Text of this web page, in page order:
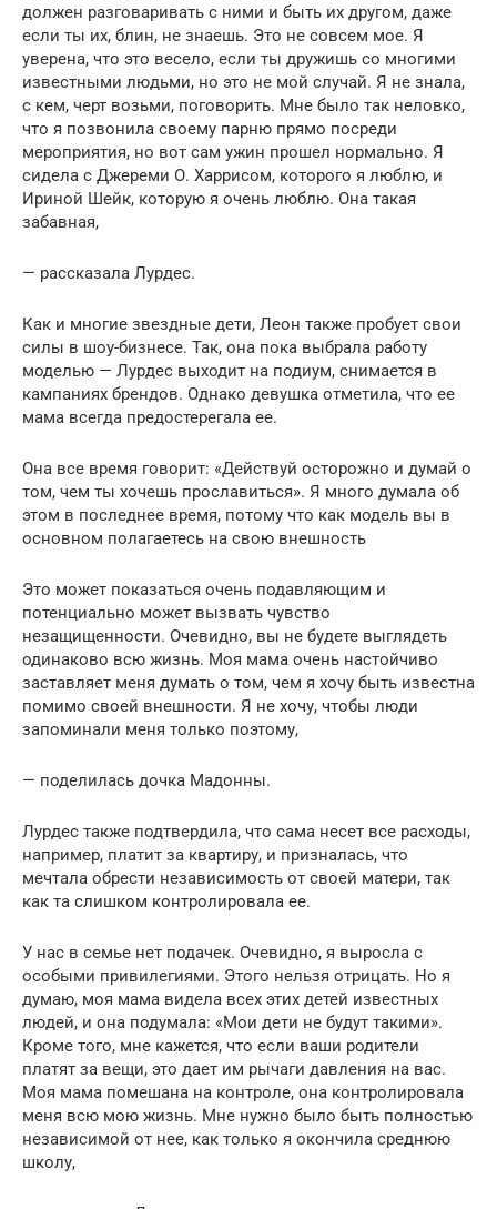
должен разговаривать с ними и быть их другом, даже
если ты их, блин, не знаешь. Это не совсем мое. Я
уверена, что это весело, если ты дружишь со многими
известными людьми, но это не мой случай. Я не знала,
с кем, черт возьми, поговорить. Мне было так неловко,
что я позвонила своему парню прямо посреди
мероприятия, но вот сам ужин прошел нормально. Я
сидела с Джереми О. Харрисом, которого я люблю, и
Ириной Шейк, которую я очень люблю. Она такая
забавная,
— рассказала Лурдес.
Как и многие звездные дети, Леон также пробует свои
силы в шоу-бизнесе. Так, она пока выбрала работу
моделью — Лурдес выходит на подиум, снимается в
кампаниях брендов. Однако девушка отметила, что ее
мама всегда предостерегала ее.
Она все время говорит: «Действуй осторожно и думай о
том, чем ты хочешь прославиться». Я много думала об
этом в последнее время, потому что как модель вы в
основном полагаетесь на свою внешность
Это может показаться очень подавляющим и
потенциально может вызвать чувство
незащищенности. Очевидно, вы не будете выглядеть
одинаково всю жизнь. Моя мама очень настойчиво
заставляет меня думать о том, чем я хочу быть известна
помимо своей внешности. Я не хочу, чтобы люди
запоминали меня только поэтому,
— поделилась дочка Мадонны.
Лурдес также подтвердила, что сама несет все расходы,
например, платит за квартиру, и призналась, что
мечтала обрести независимость от своей матери, так
как та слишком контролировала ее.
У нас в семье нет подачек. Очевидно, я выросла с
особыми привилегиями. Этого нельзя отрицать. Но я
думаю, моя мама видела всех этих детей известных
людей, и она подумала: «Мои дети не будут такими».
Кроме того, мне кажется, что если ваши родители
платят за вещи, это дает им рычаги давления на вас.
Моя мама помешана на контроле, она контролировала
меня всю мою жизнь. Мне нужно было быть полностью
независимой от нее, как только я окончила среднюю
школу,